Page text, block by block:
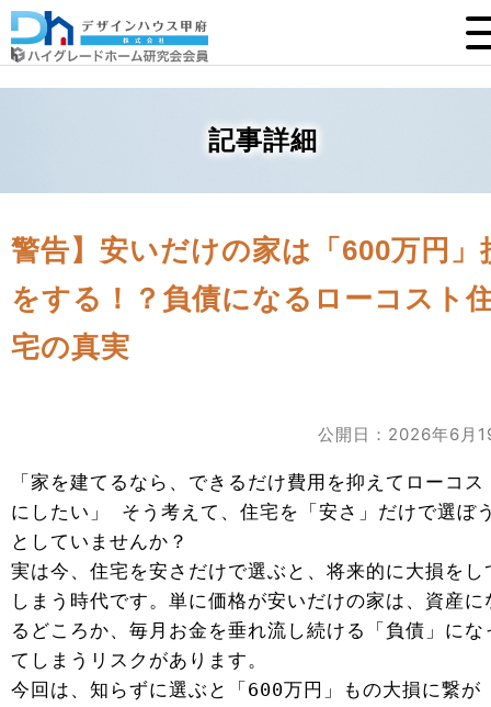
記事詳細
警告】安いだけの家は「600万円」
をする！？負債になるローコスト
宅の真実
公開日：2026年6月
「家を建てるなら、できるだけ費用を抑えてローコス
にしたい」 そう考えて、住宅を「安さ」だけで選ぼ
としていませんか？
実は今、住宅を安さだけで選ぶと、将来的に大損をし
しまう時代です。単に価格が安いだけの家は、資産に
るどころか、毎月お金を垂れ流し続ける「負債」にな
てしまうリスクがあります。
今回は、知らずに選ぶと「600万円」もの大損に繋が